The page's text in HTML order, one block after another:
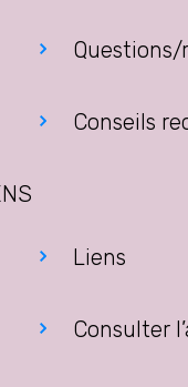
Questions/
Conseils
Liens
Consulter